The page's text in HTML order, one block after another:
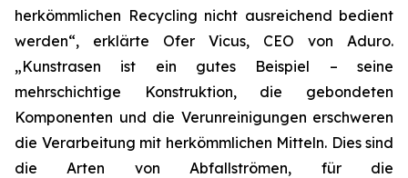
herkömmlichen Recycling nicht ausreichend bedient
werden“, erklärte Ofer Vicus, CEO von Aduro.
„Kunstrasen ist ein gutes Beispiel – seine
mehrschichtige Konstruktion, die gebondeten
Komponenten und die Verunreinigungen erschweren
die Verarbeitung mit herkömmlichen Mitteln. Dies sind
die Arten von Abfallströmen, für die